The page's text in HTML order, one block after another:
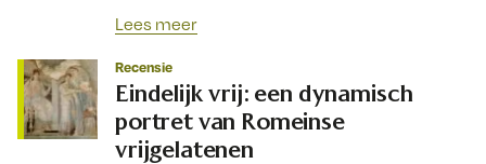
Lees meer
Recensie
Eindelijk vrij: een dynamisch
portret van Romeinse
vrijgelatenen